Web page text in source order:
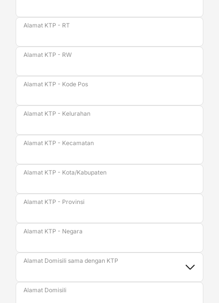
Alamat KTP - RT
Alamat KTP - RW
Alamat KTP - Kode Pos
Alamat KTP - Kelurahan
Alamat KTP - Kecamatan
Alamat KTP - Kota/Kabupaten
Alamat KTP - Provinsi
Alamat KTP - Negara
Alamat Domisili sama dengan KTP
Alamat Domisili